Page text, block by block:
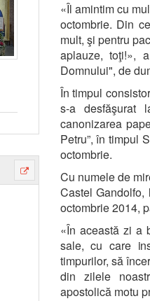
«Îl amintim cu
octombrie. Din
mult, şi pentru
aplauze, toţi!»,
Domnului", de
În timpul
s-a desfăşurat
canonizarea
Petru”, în timpul
octombrie.
Cu numele de
Castel
octombrie 2014,
«În această zi a
sale, cu care
timpurilor, să
din zilele
apostolică motu